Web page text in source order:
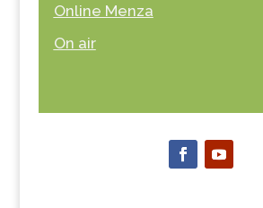
Online Menza
On air